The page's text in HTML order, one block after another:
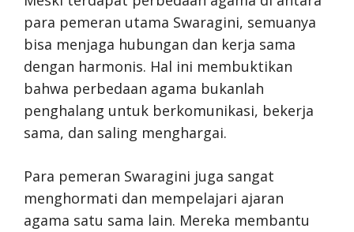
para pemeran utama Swaragini, semuanya
bisa menjaga hubungan dan kerja sama
dengan harmonis. Hal ini membuktikan
bahwa perbedaan agama bukanlah
penghalang untuk berkomunikasi, bekerja
sama, dan saling menghargai.
Para pemeran Swaragini juga sangat
menghormati dan mempelajari ajaran
agama satu sama lain. Mereka membantu